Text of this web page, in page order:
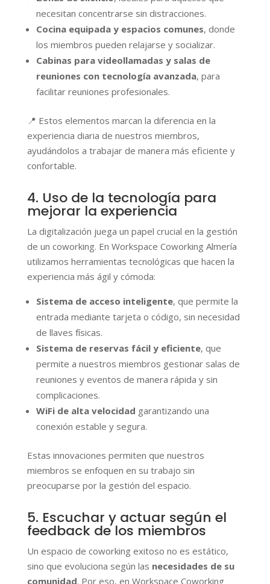
necesitan concentrarse sin distracciones.
Cocina equipada y espacios comunes, donde
los miembros pueden relajarse y socializar.
Cabinas para videollamadas y salas de
reuniones con tecnología avanzada, para
facilitar reuniones profesionales.
📍 Estos elementos marcan la diferencia en la
experiencia diaria de nuestros miembros,
ayudándolos a trabajar de manera más eficiente y
confortable.
4. Uso de la tecnología para
mejorar la experiencia
La digitalización juega un papel crucial en la gestión
de un coworking. En Workspace Coworking Almería
utilizamos herramientas tecnológicas que hacen la
experiencia más ágil y cómoda:
Sistema de acceso inteligente, que permite la
entrada mediante tarjeta o código, sin necesidad
de llaves físicas.
Sistema de reservas fácil y eficiente, que
permite a nuestros miembros gestionar salas de
reuniones y eventos de manera rápida y sin
complicaciones.
WiFi de alta velocidad garantizando una
conexión estable y segura.
Estas innovaciones permiten que nuestros
miembros se enfoquen en su trabajo sin
preocuparse por la gestión del espacio.
5. Escuchar y actuar según el
feedback de los miembros
Un espacio de coworking exitoso no es estático,
sino que evoluciona según las necesidades de su
comunidad. Por eso, en Workspace Coworking